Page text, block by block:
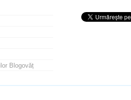
Blogovăț